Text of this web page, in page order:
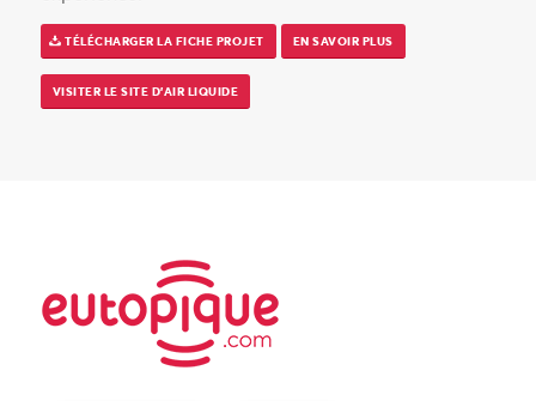
TÉLÉCHARGER LA FICHE PROJET EN SAVOIR PLUS
VISITER LE SITE D’AIR LIQUIDE